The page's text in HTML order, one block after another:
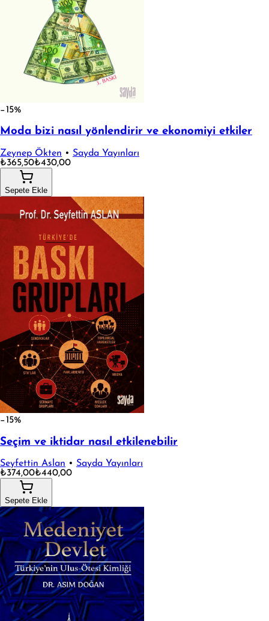
−15%
Moda bizi nasıl yönlendirir ve ekonomiyi etkiler
Zeynep Ökten • Sayda Yayınları
₺365,50₺430,00
Sepete Ekle
−15%
Seçim ve iktidar nasıl etkilenebilir
Seyfettin Aslan • Sayda Yayınları
₺374,00₺440,00
Sepete Ekle